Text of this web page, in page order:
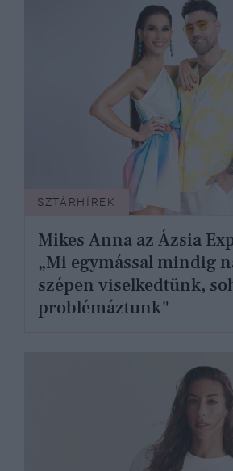
SZTÁRHÍREK
Mikes Anna az Ázsia
„Mi egymással mindig
szépen viselkedtünk,
problémáztunk"